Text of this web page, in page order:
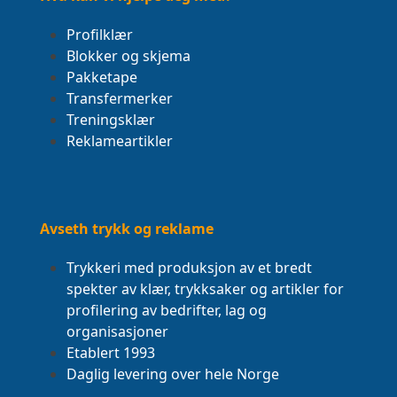
Profilklær
Blokker og skjema
Pakketape
Transfermerker
Treningsklær
Reklameartikler
Avseth trykk og reklame
Trykkeri med produksjon av et bredt
spekter av klær, trykksaker og artikler for
profilering av bedrifter, lag og
organisasjoner
Etablert 1993
Daglig levering over hele Norge